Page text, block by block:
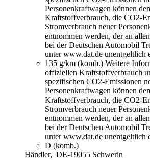
Personenkraftwagen können
Kraftstoffverbrauch, die CO2-
Stromverbrauch neuer
entnommen werden, der an
bei der Deutschen Automobil
unter www.dat.de unentgeltlich
135 g/km (komb.) Weitere
offiziellen Kraftstoffverbrauch
spezifischen CO2-Emissionen
Personenkraftwagen können
Kraftstoffverbrauch, die CO2-
Stromverbrauch neuer
entnommen werden, der an
bei der Deutschen Automobil
unter www.dat.de unentgeltlich
D (komb.)
Händler, DE-19055 Schwerin